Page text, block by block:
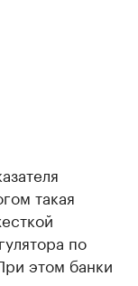
такая
по
этом банки